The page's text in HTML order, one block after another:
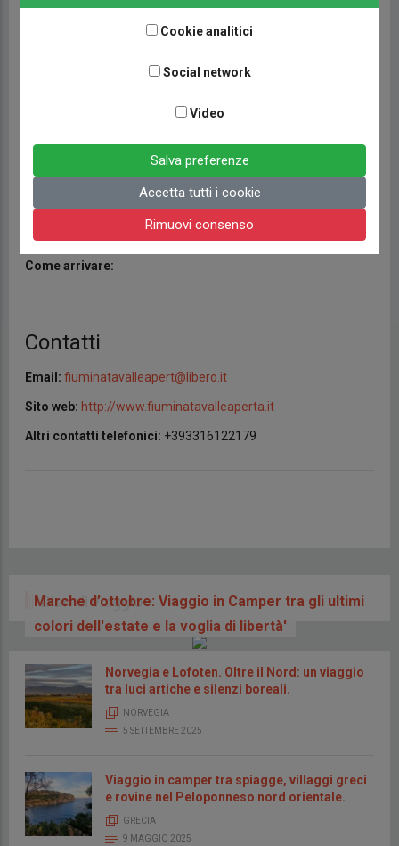
Provincia:Macerata
Regione:Marche
Nazione:Italia
Coordinate:
Come arrivare:
Contatti
Email: fiuminatavalleapert@libero.it
Sito web: http://www.fiuminatavalleaperta.it
Altri contatti telefonici: +393316122179
Diari di viaggio
Marche d’ottobre: Viaggio in Camper tra gli ultimi
colori dell'estate e la voglia di libertà'
Norvegia e Lofoten. Oltre il Nord: un viaggio
tra luci artiche e silenzi boreali.
NORVEGIA
5 SETTEMBRE 2025
Viaggio in camper tra spiagge, villaggi greci
e rovine nel Peloponneso nord orientale.
GRECIA
9 MAGGIO 2025
Cookie analitici
Social network
Video
Salva preferenze
Accetta tutti i cookie
Rimuovi consenso